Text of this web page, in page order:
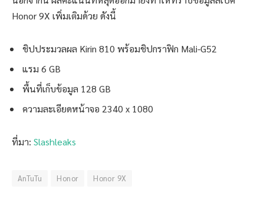
Honor 9X เพิ่มเติมด้วย ดังนี้
ชิปประมวลผล Kirin 810 พร้อมชิปกราฟิก Mali-G52
แรม 6 GB
พื้นที่เก็บข้อมูล 128 GB
ความละเอียดหน้าจอ 2340 x 1080
ที่มา: Slashleaks
AnTuTu Honor Honor 9X